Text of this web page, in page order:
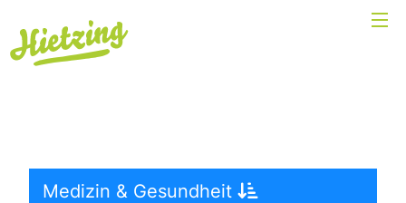
Medizin & Gesundheit